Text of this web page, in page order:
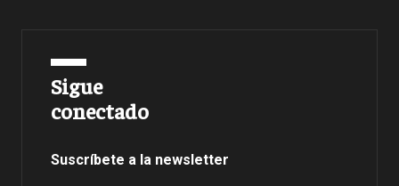
Sigue
conectado
Suscríbete a la newsletter